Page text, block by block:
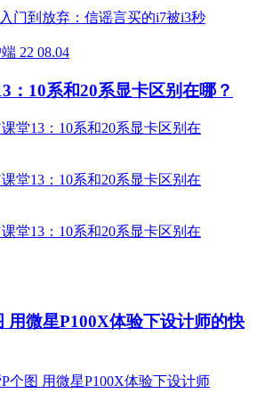
22 08.04
：10系和20系显卡区别在哪？
用微星P100X体验下设计师的快